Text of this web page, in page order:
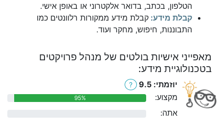
הטלפון, בכתב, בדואר אלקטרוני או באופן אישי.
קבלת מידע: קבלת מידע ממקורות רלוונטים כמו
התבוננות, חיפוש, מחקר ועוד.
מאפייני אישיות בולטים של מנהל פרויקטים
בטכנולוגיית מידע:
יוזמתי: 9.5 ?
מקצוע: 95%
אתה: